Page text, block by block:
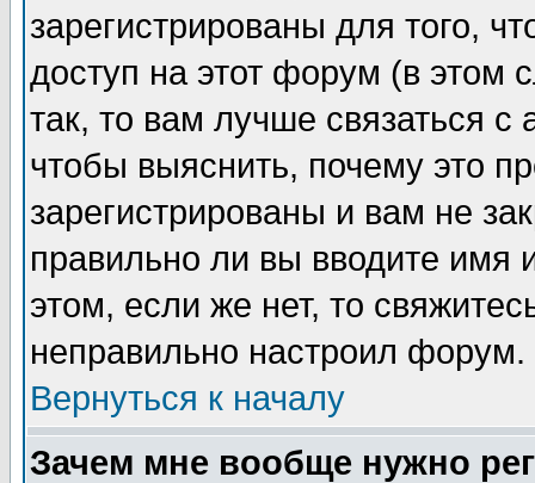
зарегистрированы для того,
доступ на этот форум (в этом
так, то вам лучше связаться
чтобы выяснить, почему это
зарегистрированы и вам не
правильно ли вы вводите
этом, если же нет, то
неправильно настроил форум.
Вернуться к началу
Зачем мне вообще нужно